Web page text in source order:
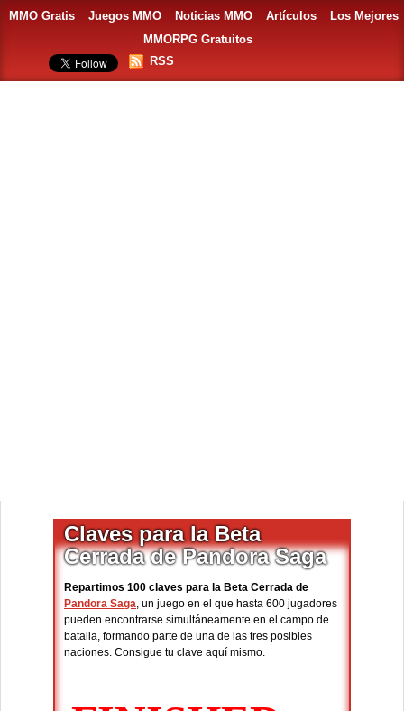
MMO Gratis Juegos MMO Noticias MMO Artículos
Los Mejores
MMORPG Gratuitos
RSS
Claves para la Beta
Cerrada de Pandora Saga
Repartimos 100 claves para la Beta Cerrada de
Pandora Saga, un juego en el que hasta 600 jugadores
pueden encontrarse simultáneamente en el campo de
batalla, formando parte de una de las tres posibles
naciones. Consigue tu clave aquí mismo.